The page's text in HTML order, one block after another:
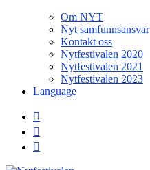
Om NYT
Nyt samfunnsansvar
Kontakt oss
Nytfestivalen 2020
Nytfestivalen 2021
Nytfestivalen 2023
Language